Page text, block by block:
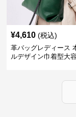
¥4,610 (税込)
革バッグレディース
ルデザイン巾着型大